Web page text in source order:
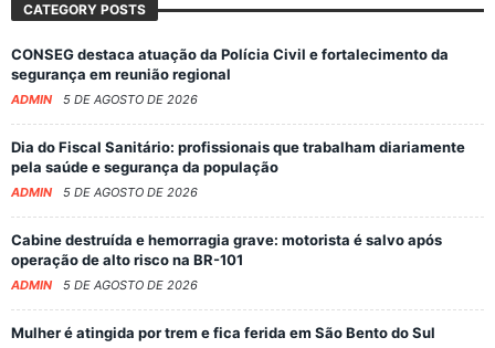
CATEGORY POSTS
CONSEG destaca atuação da Polícia Civil e fortalecimento da
segurança em reunião regional
ADMIN 5 DE AGOSTO DE 2026
Dia do Fiscal Sanitário: profissionais que trabalham diariamente
pela saúde e segurança da população
ADMIN 5 DE AGOSTO DE 2026
Cabine destruída e hemorragia grave: motorista é salvo após
operação de alto risco na BR-101
ADMIN 5 DE AGOSTO DE 2026
Mulher é atingida por trem e fica ferida em São Bento do Sul